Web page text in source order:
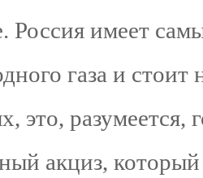
Россия имеет
газа и
это,
акциз, который